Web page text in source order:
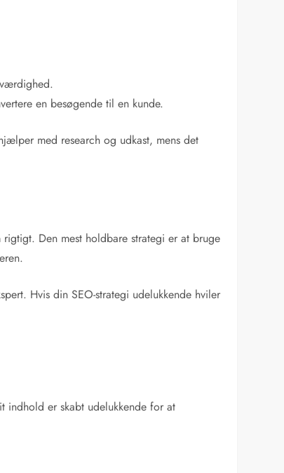
en besøgende til en kunde.
med research og udkast, mens det
Den mest holdbare strategi er at bruge
Hvis din SEO-strategi udelukkende hviler
indhold er skabt udelukkende for at